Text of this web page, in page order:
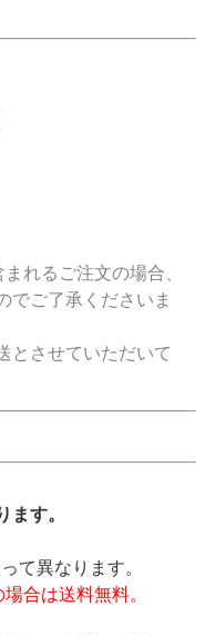
まれるご注文の場合、
でご了承くださいま
とさせていただいて
ます。
て異なります。
合は送料無料。